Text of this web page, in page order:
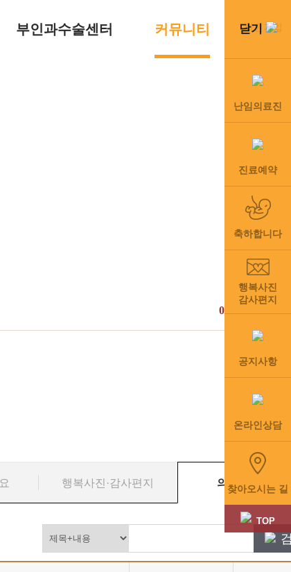
부인과수술센터 커뮤니티 회원가입
닫기
난임의료진
진료예약
축하합니다
행복사진
감사편지
공지사항
온라인상담
찾아오시는 길
TOP
031-8003-
행복사진·감사편지 의료진 칼럼